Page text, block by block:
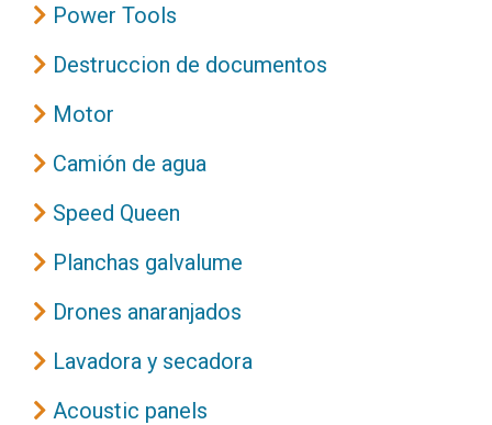
Power Tools
Destruccion de documentos
Motor
Camión de agua
Speed Queen
Planchas galvalume
Drones anaranjados
Lavadora y secadora
Acoustic panels